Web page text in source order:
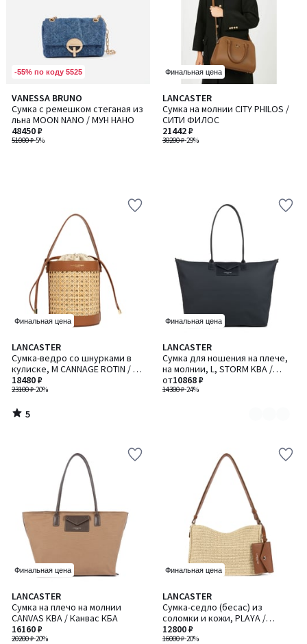
-55% по коду 5525
VANESSA BRUNO
Сумка с ремешком стеганая из
льна MOON NANO / МУН НАНО
51000 ₽-5%
48450 ₽
Финальная цена
LANCASTER
Сумка на молнии CITY PHILOS /
СИТИ ФИЛОС
30200 ₽-29%
21442 ₽
Финальная цена
LANCASTER
Сумка-ведро со шнурками в
кулиске, M CANNAGE ROTIN / М
КАННАН РОТИН
23100 ₽-20%
18480 ₽
5
/
5
5
/
Финальная цена
LANCASTER
Сумка для ношения на плече,
на молнии, L, STORM KBA /
СТОРМ КБА
14300 ₽-24%
от10868 ₽
Количество
цветов:
2
Финальная цена
LANCASTER
Сумка на плечо на молнии
CANVAS KBA / Канвас КБА
20200 ₽-20%
16160 ₽
Финальная цена
LANCASTER
Сумка-седло (бесас) из
соломки и кожи, PLAYA /
ПЛАЙА
16000 ₽-20%
12800 ₽